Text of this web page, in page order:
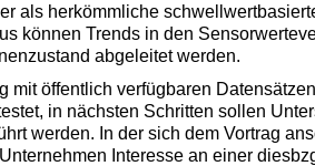
als herkömmliche
können Trends in den
abgeleitet werden.
mit öffentlich verfügbaren
in nächsten Schritten sollen
werden. In der sich dem Vortrag
Interesse an einer